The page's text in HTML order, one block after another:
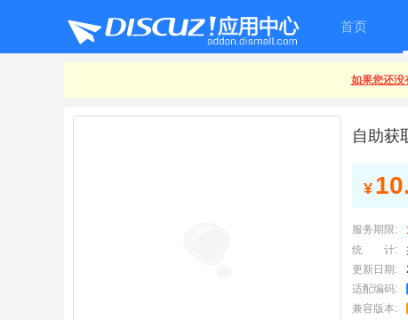
首页
如果您还
自助获
¥
服务期限:
统 计:
更新日期:
适配编码:
兼容版本: